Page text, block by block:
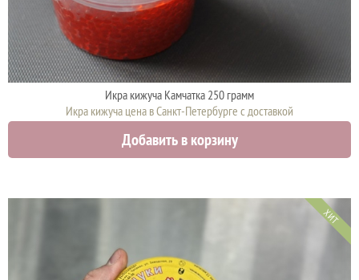
Икра кижуча Камчатка 250 грамм
Икра кижуча цена в Санкт-Петербурге с доставкой
Добавить в корзину
ХИТ